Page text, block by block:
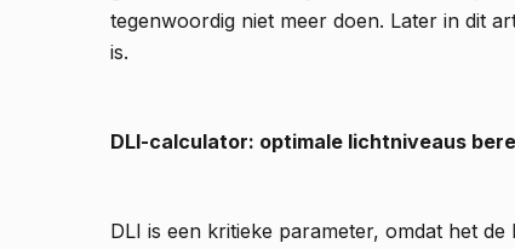
tegenwoordig niet meer doen. Later in dit
is.
DLI-calculator: optimale lichtniveaus
DLI is een kritieke parameter, omdat het